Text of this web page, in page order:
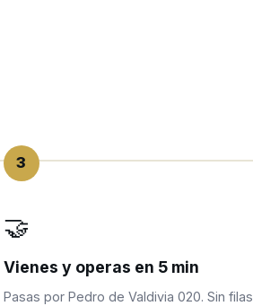
3
🤝
Vienes y operas en 5 min
Pasas por Pedro de Valdivia 020. Sin filas,